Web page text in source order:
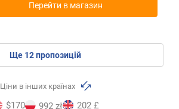
Перейти в магазин
ще 12пропозицій
Ціни в інших країнах
$170 992 zł 202 £